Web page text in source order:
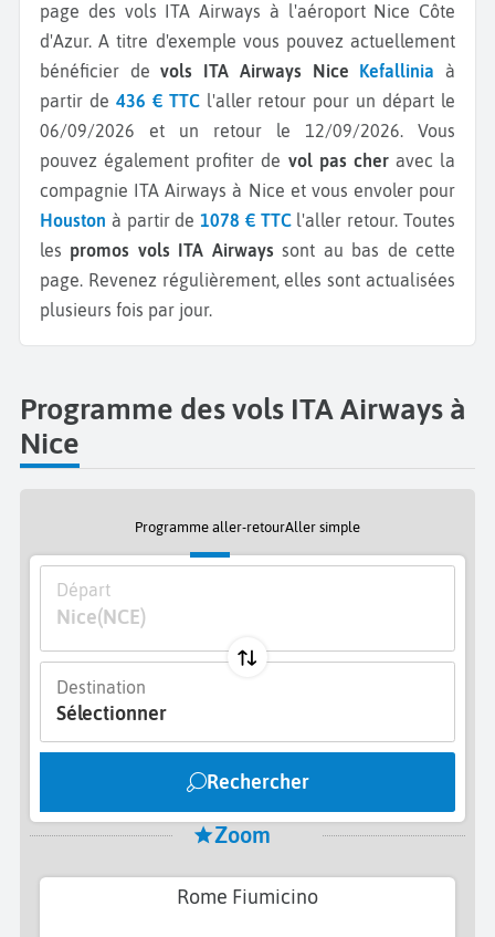
page des vols ITA Airways à l'aéroport Nice Côte
d'Azur.A titre d'exemple vous pouvez actuellement
bénéficier devols ITA Airways Nice Kefallinia
à
partir de 436 € TTC l'aller retour pour un départ le
06/09/2026 et un retour le 12/09/2026. Vous
pouvez également profiter de vol pas cheravec la
compagnie ITA Airways à Nice et vous envoler pour
Houston à partir de1078 € TTCl'aller retour.Toutes
les promos vols ITA Airways sont au bas de cette
page. Revenez régulièrement, elles sont actualisées
plusieurs fois par jour.
Programme des vols ITA Airways à
Nice
Programme aller-retourAller simple
Départ
Nice(NCE)
Destination
Sélectionner
Rechercher
Zoom
Rome Fiumicino